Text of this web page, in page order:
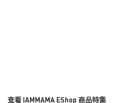
查看 IAMMAMA EShop 商品特集